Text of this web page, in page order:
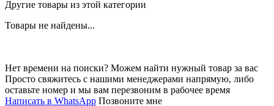
Другие товары из этой категории
Товары не найдены...
Нет времени на поиски? Можем найти нужный товар за вас
Просто свяжитесь с нашими менеджерами напрямую, либо
оставьте номер и мы вам перезвоним в рабочее время
Написать в WhatsApp Позвоните мне